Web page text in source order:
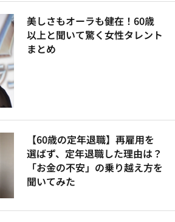
美しさもオーラも健在！60歳
以上と聞いて驚く女性タレント
まとめ
【60歳の定年退職】再雇用を
選ばず、定年退職した理由は？
「お金の不安」の乗り越え方を
聞いてみた